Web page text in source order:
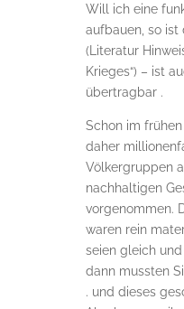
Will ich eine
aufbauen, so ist
(Literatur
Krieges“) – ist
übertragbar .
Schon im
daher
Völkergruppen
nachhaltigen
vorgenommen.
waren rein
seien gleich
dann mussten
. und dieses